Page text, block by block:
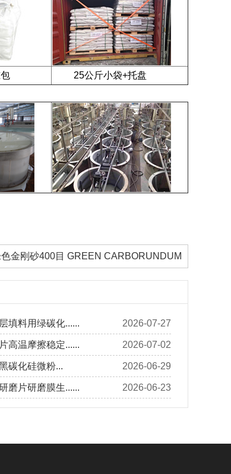
25公斤小袋+托盘
金刚砂400目 GREEN CARBORUNDUM
2026-07-27
填料用绿碳化......
2026-07-02
高温摩擦稳定......
2026-06-29
碳化硅微粉...
2026-06-23
磨片研磨膜生......